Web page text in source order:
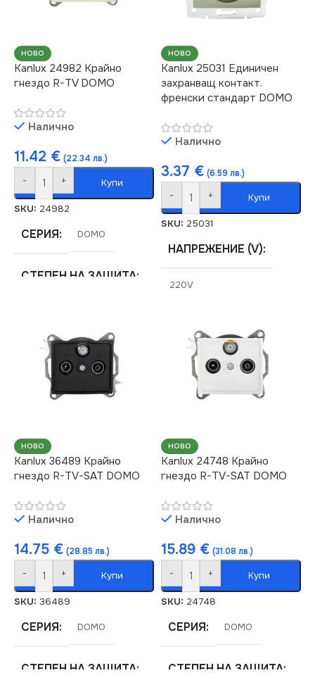
НОВО
Kanlux 24982 Крайно
гнездо R-TV DOMO
Налично
11.42 € (22.34 лв.)
- + Купи
SKU: 24982
СЕРИЯ DOMO
СТЕПЕН НА ЗАЩИТА
ЦВЯТ Перлено Бяло
МАРКА KANLUX
За Радио ,За ТВ Антена
НОВО
Kanlux 25031 Единичен
захранващ контакт.
френски стандарт DOMO
Налично
3.37 € (6.59 лв.)
- + Купи
SKU: 25031
НАПРЕЖЕНИЕ (V)
220V
СЕРИЯ
ЦВЯТ
МАРКА KANLUX
КОНТАКТ
НОВО
Kanlux 36489 Крайно
гнездо R-TV-SAT DOMO
Налично
14.75 € (28.85 лв.)
- + Купи
SKU: 36489
СЕРИЯ DOMO
СТЕПЕН НА ЗАЩИТА
НОВО
Kanlux 24748 Крайно
гнездо R-TV-SAT DOMO
Налично
15.89 € (31.08 лв.)
- + Купи
SKU: 24748
СЕРИЯ DOMO
СТЕПЕН НА ЗАЩИТА